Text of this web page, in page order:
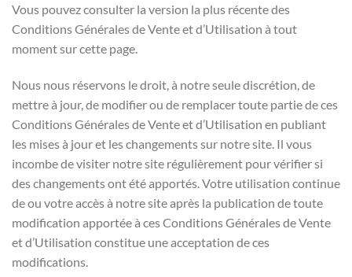
Vous pouvez consulter la version la plus récente des
Conditions Générales de Vente et d’Utilisation à tout
moment sur cette page.
Nous nous réservons le droit, à notre seule discrétion, de
mettre à jour, de modifier ou de remplacer toute partie de ces
Conditions Générales de Vente et d’Utilisation en publiant
les mises à jour et les changements sur notre site. Il vous
incombe de visiter notre site régulièrement pour vérifier si
des changements ont été apportés. Votre utilisation continue
de ou votre accès à notre site après la publication de toute
modification apportée à ces Conditions Générales de Vente
et d’Utilisation constitue une acceptation de ces
modifications.